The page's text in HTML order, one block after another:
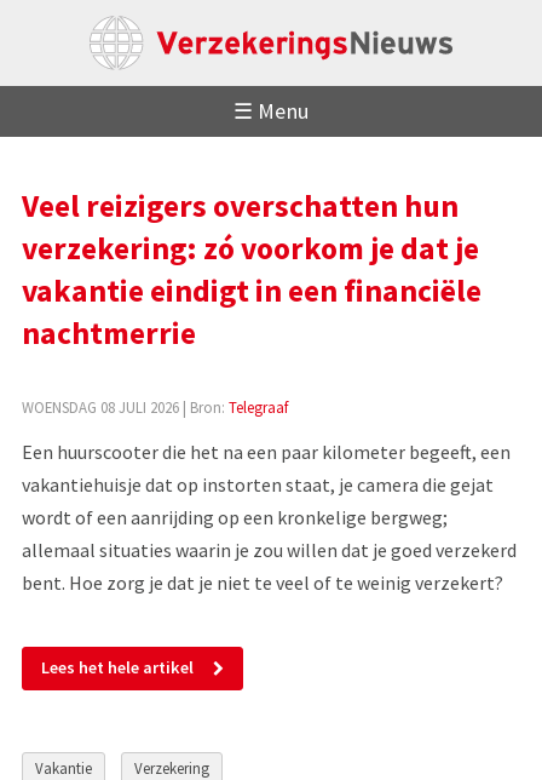
☰ Menu
Veel reizigers overschatten hun
verzekering: zó voorkom je dat je
vakantie eindigt in een financiële
nachtmerrie
WOENSDAG 08 JULI 2026| Bron: Telegraaf
Een huurscooter die het na een paar kilometer begeeft, een
vakantiehuisje dat op instorten staat, je camera die gejat
wordt of een aanrijding op een kronkelige bergweg;
allemaal situaties waarin je zou willen dat je goed verzekerd
bent. Hoe zorg je dat je niet te veel of te weinig verzekert?
Lees het hele artikel
Vakantie Verzekering